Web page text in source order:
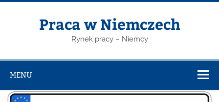
Skip
Praca w Niemczech
Rynek pracy – Niemcy
MENU